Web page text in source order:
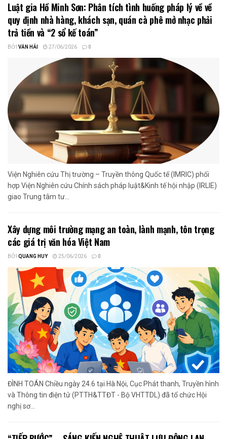
Luật gia Hồ Minh Sơn: Phân tích tình huống pháp lý về về
quy định nhà hàng, khách sạn, quán cà phê mở nhạc phải
trả tiền và “2 sổ kế toán”
BỞI VĂN HẢI 27/06/2026 0
Viện Nghiên cứu Thị trường – Truyền thông Quốc tế (IMRIC) phối
hợp Viện Nghiên cứu Chính sách pháp luật&Kinh tế hội nhập (IRLIE)
giao Trung tâm tư...
Xây dựng môi trường mạng an toàn, lành mạnh, tôn trọng
các giá trị văn hóa Việt Nam
BỞI QUANG HUY 25/06/2026 0
ĐÌNH TOÁN Chiều ngày 24.6 tại Hà Nội, Cục Phát thanh, Truyền hình
và Thông tin điện tử (PTTH&TTĐT - Bộ VHTTDL) đã tổ chức Hội
nghị sơ...